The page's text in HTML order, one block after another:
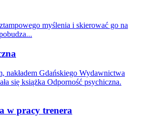
myślenia i skierować go na
nakładem Gdańskiego Wydawnictwa
się książka Odporność psychiczna.
w pracy trenera